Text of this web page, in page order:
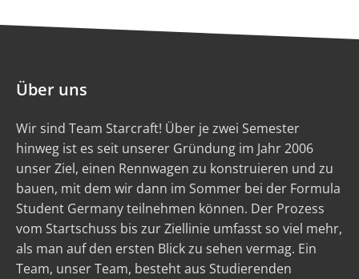
Über uns
Wir sind Team Starcraft! Über je zwei Semester
hinweg ist es seit unserer Gründung im Jahr 2006
unser Ziel, einen Rennwagen zu konstruieren und zu
bauen, mit dem wir dann im Sommer bei der Formula
Student Germany teilnehmen können. Der Prozess
vom Startschuss bis zur Ziellinie umfasst so viel mehr,
als man auf den ersten Blick zu sehen vermag. Ein
Team, unser Team, besteht aus Studierenden